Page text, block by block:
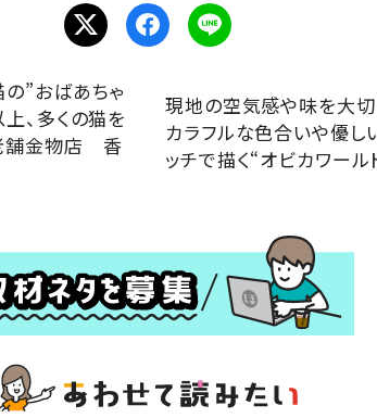
”おばあちゃ
、多くの猫を
舗金物店 香
現地の空気感や味を大
カラフルな色合いや優し
ッチで描く“オビカワール